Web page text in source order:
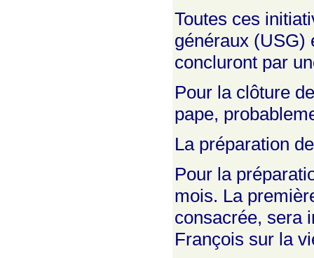
Toutes ces
généraux (USG)
concluront par
Pour la clôture
pape,
La préparation
Pour la
mois. La
consacrée, sera
François sur la